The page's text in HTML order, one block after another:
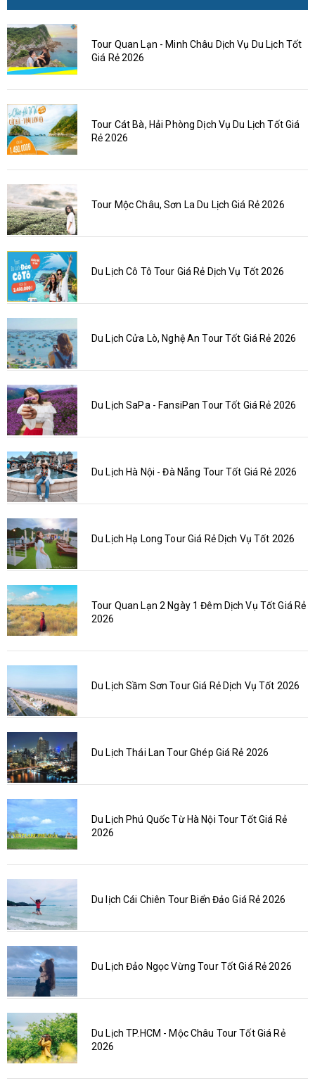
Tour Quan Lạn - Minh Châu Dịch Vụ Du Lịch Tốt
Giá Rẻ 2026
Tour Cát Bà, Hải Phòng Dịch Vụ Du Lịch Tốt Giá
Rẻ 2026
Tour Mộc Châu, Sơn La Du Lịch Giá Rẻ 2026
Du Lịch Cô Tô Tour Giá Rẻ Dịch Vụ Tốt 2026
Du Lịch Cửa Lò, Nghệ An Tour Tốt Giá Rẻ 2026
Du Lịch SaPa - FansiPan Tour Tốt Giá Rẻ 2026
Du Lịch Hà Nội - Đà Nẵng Tour Tốt Giá Rẻ 2026
Du Lịch Hạ Long Tour Giá Rẻ Dịch Vụ Tốt 2026
Tour Quan Lạn 2 Ngày 1 Đêm Dịch Vụ Tốt Giá Rẻ
2026
Du Lịch Sầm Sơn Tour Giá Rẻ Dịch Vụ Tốt 2026
Du Lịch Thái Lan Tour Ghép Giá Rẻ 2026
Du Lịch Phú Quốc Từ Hà Nội Tour Tốt Giá Rẻ
2026
Du lịch Cái Chiên Tour Biển Đảo Giá Rẻ 2026
Du Lịch Đảo Ngọc Vừng Tour Tốt Giá Rẻ 2026
Du Lịch TP.HCM - Mộc Châu Tour Tốt Giá Rẻ
2026